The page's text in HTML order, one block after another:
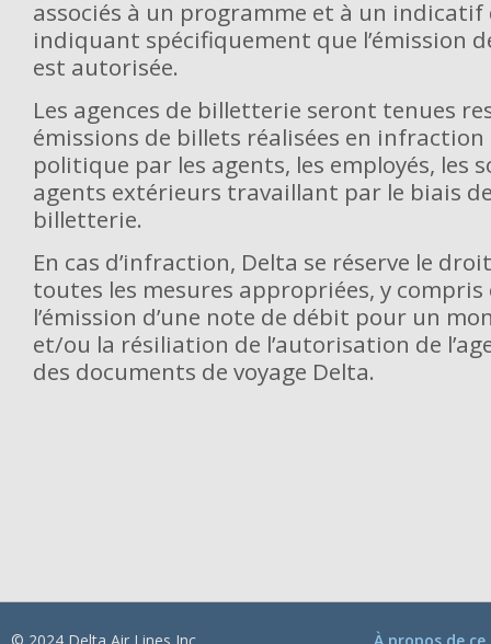
associés à un programme et à un
indiquant spécifiquement que l’émission
est autorisée.
Les agences de billetterie seront tenues
émissions de billets réalisées en infraction
politique par les agents, les employés, les
agents extérieurs travaillant par le biais de
billetterie.
En cas d’infraction, Delta se réserve le
toutes les mesures appropriées, y compris
l’émission d’une note de débit pour un
et/ou la résiliation de l’autorisation de
des documents de voyage Delta.
© 2024 Delta Air Lines Inc. À propos de